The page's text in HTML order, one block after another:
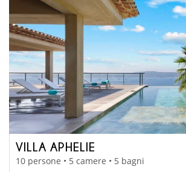
VILLA APHELIE
10 persone • 5 camere • 5 bagni